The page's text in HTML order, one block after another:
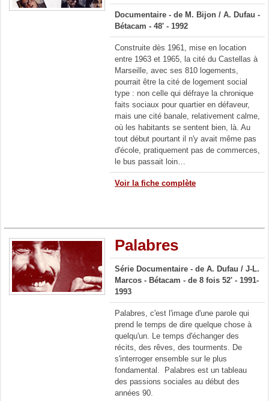
Documentaire - de M. Bijon / A. Dufau -
Bétacam - 48' - 1992
Construite dès 1961, mise en location
entre 1963 et 1965, la cité du Castellas à
Marseille, avec ses 810 logements,
pourrait être la cité de logement social
type : non celle qui défraye la chronique
faits sociaux pour quartier en défaveur,
mais une cité banale, relativement calme,
où les habitants se sentent bien, là. Au
tout début pourtant il n'y avait même pas
d'école, pratiquement pas de commerces,
le bus passait loin…
Voir la fiche complète
Palabres
Série Documentaire - de A. Dufau / J-L.
Marcos - Bétacam - de 8 fois 52' - 1991-
1993
Palabres, c'est l'image d'une parole qui
prend le temps de dire quelque chose à
quelqu'un. Le temps d'échanger des
récits, des rêves, des tourments. De
s'interroger ensemble sur le plus
fondamental. Palabres est un tableau
des passions sociales au début des
années 90.